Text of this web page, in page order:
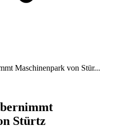
Maschinenpark von Stür...
Stürtz